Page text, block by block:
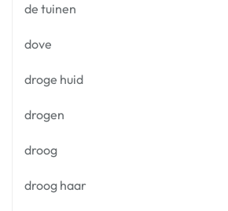
de tuinen
dove
droge huid
drogen
droog
droog haar